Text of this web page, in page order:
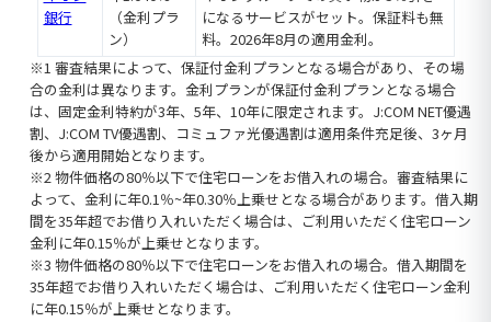
銀行
（金利プラ
ン）
になるサービスがセット。保証料も無
料。2026年8月の適用金利。
※1 審査結果によって、保証付金利プランとなる場合があり、その場
合の金利は異なります。金利プランが保証付金利プランとなる場合
は、固定金利特約が3年、5年、10年に限定されます。J:COM NET優遇
割、J:COM TV優遇割、コミュファ光優遇割は適用条件充足後、3ヶ月
後から適用開始となります。
※2 物件価格の80％以下で住宅ローンをお借入れの場合。審査結果に
よって、金利に年0.1％~年0.30％上乗せとなる場合があります。借入期
間を35年超でお借り入れいただく場合は、ご利用いただく住宅ローン
金利に年0.15％が上乗せとなります。
※3 物件価格の80％以下で住宅ローンをお借入れの場合。借入期間を
35年超でお借り入れいただく場合は、ご利用いただく住宅ローン金利
に年0.15％が上乗せとなります。